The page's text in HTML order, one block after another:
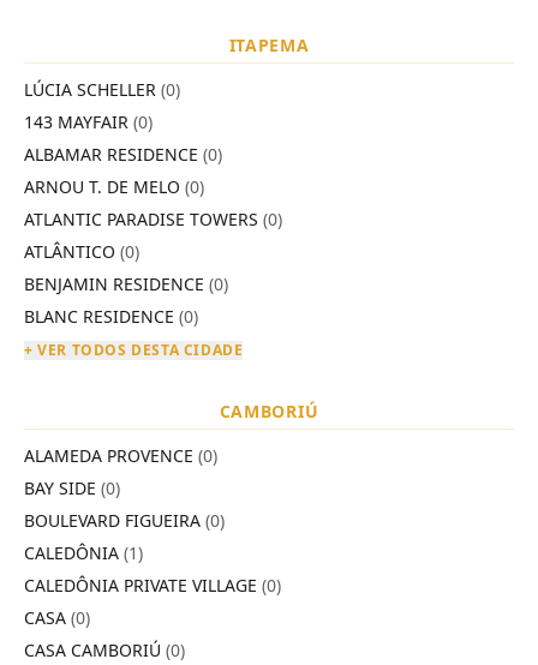
ITAPEMA
LÚCIA SCHELLER (0)
143 MAYFAIR (0)
ALBAMAR RESIDENCE (0)
ARNOU T. DE MELO (0)
ATLANTIC PARADISE TOWERS (0)
ATLÂNTICO (0)
BENJAMIN RESIDENCE (0)
BLANC RESIDENCE (0)
+ VER TODOS DESTA CIDADE
CAMBORIÚ
ALAMEDA PROVENCE (0)
BAY SIDE (0)
BOULEVARD FIGUEIRA (0)
CALEDÔNIA (1)
CALEDÔNIA PRIVATE VILLAGE (0)
CASA (0)
CASA CAMBORIÚ (0)